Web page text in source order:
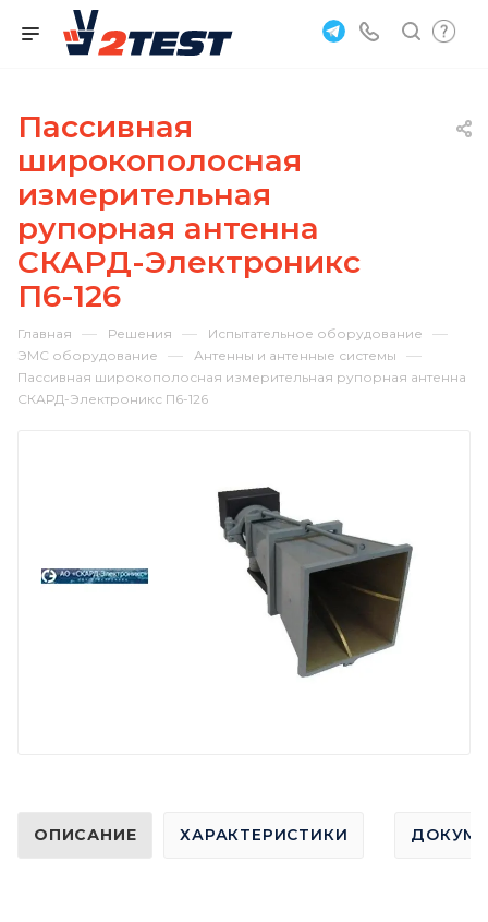
Пассивная
широкополосная
измерительная
рупорная антенна
СКАРД-Электроникс
П6-126
Главная — Решения — Испытательное оборудование —
ЭМС оборудование — Антенны и антенные системы —
Пассивная широкополосная измерительная рупорная антенна
СКАРД-Электроникс П6-126
ОПИСАНИЕ ХАРАКТЕРИСТИКИ